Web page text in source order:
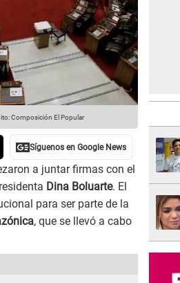
Composición El Popular
a juntar firmas con el
Dina Boluarte. El
para ser parte de la
, que se llevó a cabo